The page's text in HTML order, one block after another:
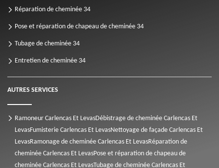
Réparation de cheminée 34
Pose et réparation de chapeau de cheminée 34
Tubage de cheminée 34
Entretien de cheminée 34
AUTRES SERVICES
Ramoneur Carlencas Et LevasDébistrage de cheminée Carlencas Et
LevasFumisterie Carlencas Et LevasNettoyage de façade Carlencas Et
LevasRamonage de cheminée Carlencas Et LevasRéparation de
cheminée Carlencas Et LevasPose et réparation de chapeau de
cheminée Carlencas Et LevasTubage de cheminée Carlencas Et